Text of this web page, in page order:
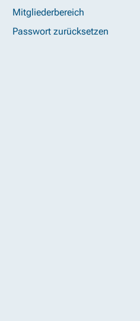
Mitgliederbereich
Passwort zurücksetzen